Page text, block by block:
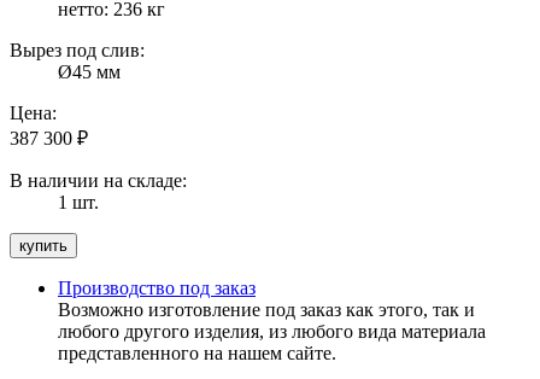
нетто: 236 кг
Вырез под слив:
Ø45 мм
Цена:
387 300 ₽
В наличии на складе:
1 шт.
Производство под заказ
Возможно изготовление под заказ как этого, так и
любого другого изделия, из любого вида материала
представленного на нашем сайте.